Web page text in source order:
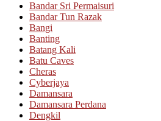
Bandar Sri Permaisuri
Bandar Tun Razak
Bangi
Banting
Batang Kali
Batu Caves
Cheras
Cyberjaya
Damansara
Damansara Perdana
Dengkil